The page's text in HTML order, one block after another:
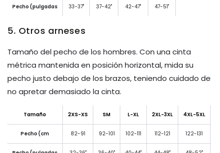
Pecho (pulgadas 33-37" 37-42" 42-47" 47-51"
5. Otros arneses
Tamaño del pecho de los hombres. Con una cinta
métrica mantenida en posición horizontal, mida su
pecho justo debajo de los brazos, teniendo cuidado de
no apretar demasiado la cinta.
Tamaño 2XS-XS SM L-XL 2XL-3XL 4XL-5XL
Pecho (cm 82-91 92-101 102-111 112-121 122-131